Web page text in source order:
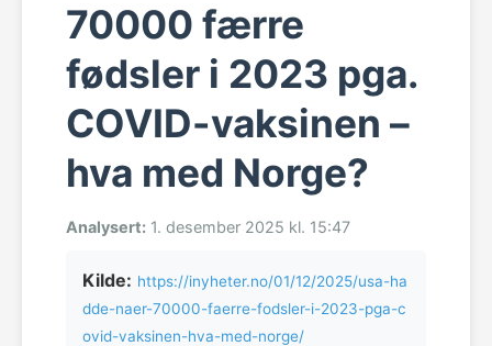
70000 færre
fødsler i 2023 pga.
COVID-vaksinen –
hva med Norge?
Analysert: 1. desember 2025 kl. 15:47
Kilde: https://inyheter.no/01/12/2025/usa-ha
dde-naer-70000-faerre-fodsler-i-2023-pga-c
ovid-vaksinen-hva-med-norge/